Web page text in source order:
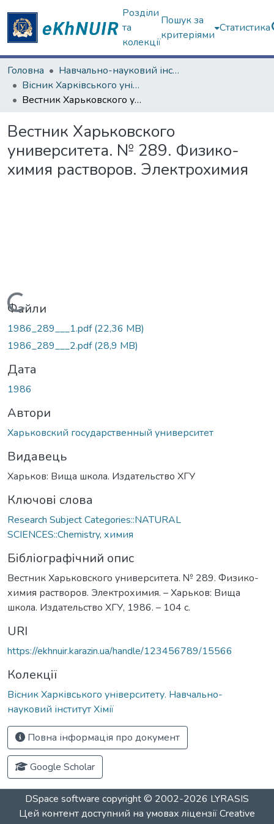
Розділи
та
колекції
Пошук за
критеріями
Статистика
Головна
Навчально-науковий інститут Хімії
Вісник Харківського університету. Навчально-науковий інститут Хімії
Вестник Харьковского университета. № 289. Физико-химия растворов. Электрохимия
Вестник Харьковского
университета. № 289. Физико-
химия растворов. Электрохимия
Вантажиться...
Файли
1986_289___1.pdf(22,36 MB)
1986_289___2.pdf(28,9 MB)
Дата
1986
Автори
Харьковский государственный университет
Видавець
Харьков: Вища школа. Издательство ХГУ
Ключові слова
Research Subject Categories::NATURAL
SCIENCES::Chemistry, химия
Бібліографічний опис
Вестник Харьковского университета. № 289. Физико-
химия растворов. Электрохимия. – Харьков: Вища
школа. Издательство ХГУ, 1986. – 104 с.
URI
https://ekhnuir.karazin.ua/handle/123456789/15566
Колекції
Вісник Харківського університету. Навчально-
науковий інститут Хімії
Повна інформація про документ
Google Scholar
DSpace software copyright © 2002-2026 LYRASIS
Цей контент доступний на умовах ліцензіїCreative